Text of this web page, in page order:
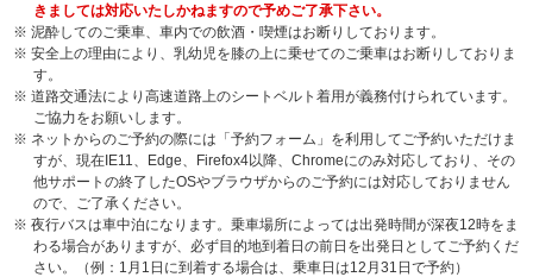
きましては対応いたしかねますので予めご了承下さい。
※ 泥酔してのご乗車、車内での飲酒・喫煙はお断りしております。
※ 安全上の理由により、乳幼児を膝の上に乗せてのご乗車はお断りしておりま
す。
※ 道路交通法により高速道路上のシートベルト着用が義務付けられています。
ご協力をお願いします。
※ ネットからのご予約の際には「予約フォーム」を利用してご予約いただけま
すが、現在IE11、Edge、Firefox4以降、Chromeにのみ対応しており、その
他サポートの終了したOSやブラウザからのご予約には対応しておりません
ので、ご了承ください。
※ 夜行バスは車中泊になります。乗車場所によっては出発時間が深夜12時をま
わる場合がありますが、必ず目的地到着日の前日を出発日としてご予約くだ
さい。（例：1月1日に到着する場合は、乗車日は12月31日で予約）